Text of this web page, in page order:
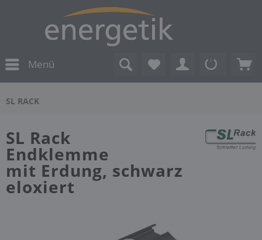
Menü
SL RACK
SL Rack
Endklemme
mit Erdung, schwarz
eloxiert